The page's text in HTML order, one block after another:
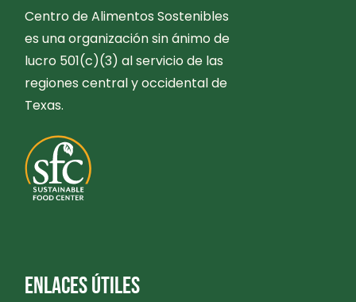
Centro de Alimentos Sostenibles
es una organización sin ánimo de
lucro 501(c)(3) al servicio de las
regiones central y occidental de
Texas.
ENLACES ÚTILES